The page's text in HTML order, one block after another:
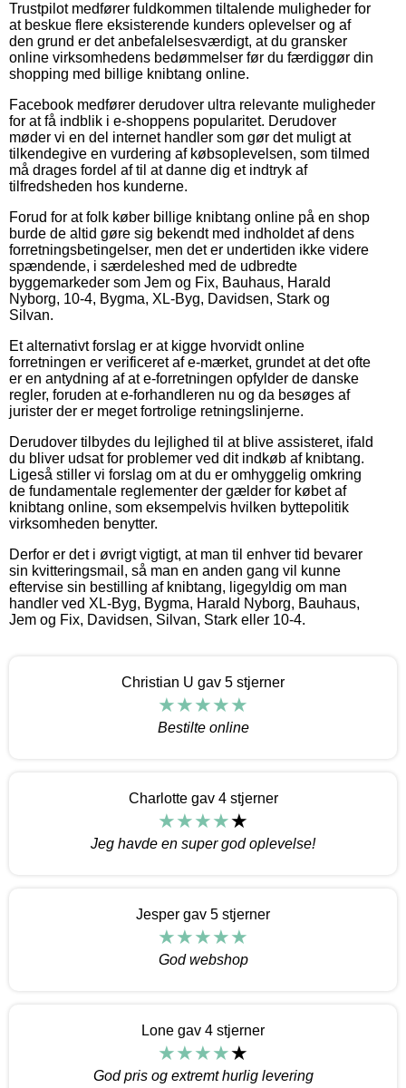
Trustpilot medfører fuldkommen tiltalende muligheder for
at beskue flere eksisterende kunders oplevelser og af
den grund er det anbefalelsesværdigt, at du gransker
online virksomhedens bedømmelser før du færdiggør din
shopping med billige knibtang online.
Facebook medfører derudover ultra relevante muligheder
for at få indblik i e-shoppens popularitet. Derudover
møder vi en del internet handler som gør det muligt at
tilkendegive en vurdering af købsoplevelsen, som tilmed
må drages fordel af til at danne dig et indtryk af
tilfredsheden hos kunderne.
Forud for at folk køber billige knibtang online på en shop
burde de altid gøre sig bekendt med indholdet af dens
forretningsbetingelser, men det er undertiden ikke videre
spændende, i særdeleshed med de udbredte
byggemarkeder som Jem og Fix, Bauhaus, Harald
Nyborg, 10-4, Bygma, XL-Byg, Davidsen, Stark og
Silvan.
Et alternativt forslag er at kigge hvorvidt online
forretningen er verificeret af e-mærket, grundet at det ofte
er en antydning af at e-forretningen opfylder de danske
regler, foruden at e-forhandleren nu og da besøges af
jurister der er meget fortrolige retningslinjerne.
Derudover tilbydes du lejlighed til at blive assisteret, ifald
du bliver udsat for problemer ved dit indkøb af knibtang.
Ligeså stiller vi forslag om at du er omhyggelig omkring
de fundamentale reglementer der gælder for købet af
knibtang online, som eksempelvis hvilken byttepolitik
virksomheden benytter.
Derfor er det i øvrigt vigtigt, at man til enhver tid bevarer
sin kvitteringsmail, så man en anden gang vil kunne
eftervise sin bestilling af knibtang, ligegyldig om man
handler ved XL-Byg, Bygma, Harald Nyborg, Bauhaus,
Jem og Fix, Davidsen, Silvan, Stark eller 10-4.
Christian U gav 5 stjerner
Bestilte online
Charlotte gav 4 stjerner
Jeg havde en super god oplevelse!
Jesper gav 5 stjerner
God webshop
Lone gav 4 stjerner
God pris og extremt hurlig levering